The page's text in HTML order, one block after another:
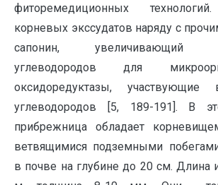
фиторемедиционных
корневых экссудатов наряду с
сапонин, увеличивающий
углеводородов для
оксидоредуктазы,
углеводородов [5, 189-191]. В
прибрежница обладает
ветвящимися подземными
в почве на глубине до 20 см. Длина